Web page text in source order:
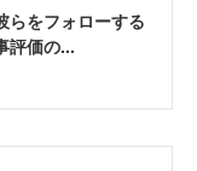
らをフォローする
評価の...